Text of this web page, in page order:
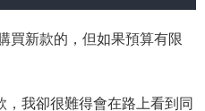
買新款的，但如果預算有限
，我卻很難得會在路上看到同